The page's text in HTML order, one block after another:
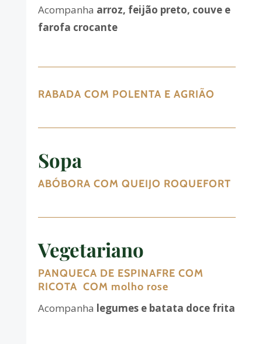
Acompanha arroz, feijão preto, couve e
farofa crocante
RABADA COM POLENTA E AGRIÃO
Sopa
ABÓBORA COM QUEIJO ROQUEFORT
Vegetariano
PANQUECA DE ESPINAFRE COM
RICOTA COM molho rose
Acompanha legumes e batata doce frita